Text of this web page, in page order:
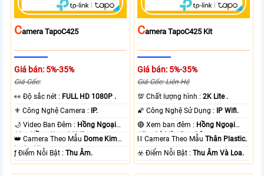
CAmera TapoC425
Giá bán: 5%-35%
Giá Gốc:
️👀 Độ sắc nét : FULL HD 1080P .
⚜️ Công Nghệ Camera :
IP.
🌙 Video Ban Đêm : Hồng Ngoại
10m Hồng Ngoại SMD.
👑 Camera Theo Mẫu Dome Kim
loại + Nhựa.
️ƒ Điểm Nỗi Bật :Thu Âm.
CAmera TapoC425 Kit
Giá bán: 5%-35%
Giá Gốc: Liên Hệ
💯 Chất lượng hình :2K Lite .
🌠 Công Nghệ Sử Dụng :
IP Wifi.
🔴 Xem ban đêm : Hồng Ngoại
15m Có Màu Ban Ðêm.
⛓ Camera Theo MẫuThân Plastic.
️☣️ Điểm Nỗi Bật :Thu Âm Và Loa.